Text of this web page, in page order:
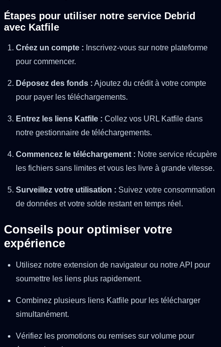
Étapes pour utiliser notre service Debrid
avec Katfile
Créez un compte : Inscrivez-vous sur notre plateforme
pour commencer.
Déposez des fonds : Ajoutez du crédit à votre compte
pour payer les téléchargements.
Entrez les liens Katfile : Collez vos URL Katfile dans
notre gestionnaire de téléchargements.
Commencez le téléchargement : Notre service récupère
les fichiers sans limites et vous les livre à grande vitesse.
Surveillez votre utilisation : Suivez votre consommation
de données et votre solde restant en temps réel.
Conseils pour optimiser votre
expérience
Utilisez notre extension de navigateur ou notre API pour
soumettre les liens plus rapidement.
Combinez plusieurs liens Katfile pour les télécharger
simultanément.
Vérifiez les promotions ou remises sur volume pour